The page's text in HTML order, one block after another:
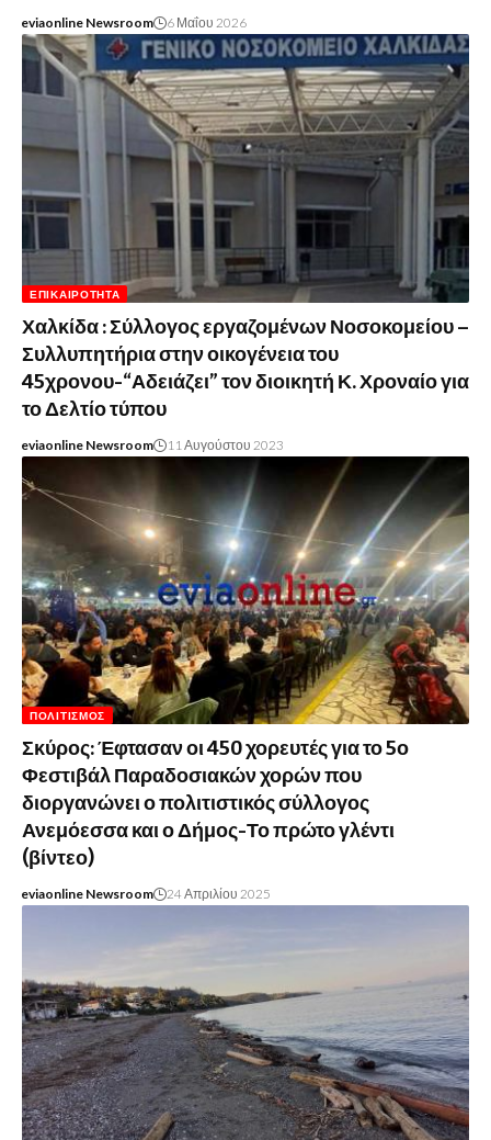
eviaonline Newsroom 6 Μαΐου 2026
ΕΠΙΚΑΙΡΌΤΗΤΑ
Χαλκίδα : Σύλλογος εργαζομένων Νοσοκομείου –
Συλλυπητήρια στην οικογένεια του
45χρονου-“Αδειάζει” τον διοικητή Κ. Χροναίο για
το Δελτίο τύπου
eviaonline Newsroom 11 Αυγούστου 2023
ΠΟΛΙΤΙΣΜΌΣ
Σκύρος: Έφτασαν οι 450 χορευτές για το 5ο
Φεστιβάλ Παραδοσιακών χορών που
διοργανώνει ο πολιτιστικός σύλλογος
Ανεμόεσσα και ο Δήμος-Το πρώτο γλέντι
(βίντεο)
eviaonline Newsroom 24 Απριλίου 2025